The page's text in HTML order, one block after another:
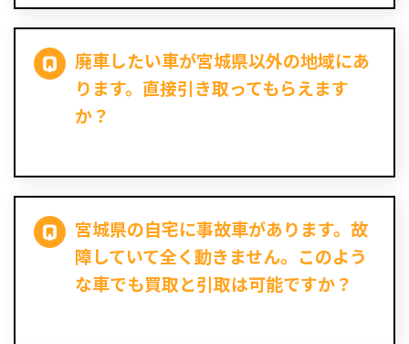
廃車したい車が宮城県以外の地域にあ
ります。直接引き取ってもらえます
か？
宮城県の自宅に事故車があります。故
障していて全く動きません。このよう
な車でも買取と引取は可能ですか？